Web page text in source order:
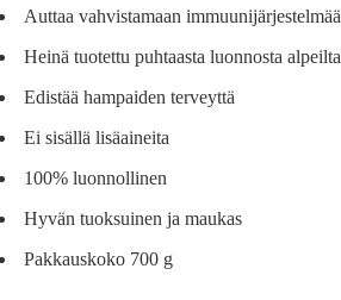
Auttaa vahvistamaan immuunijärjestelmää
Heinä tuotettu puhtaasta luonnosta alpeilta
Edistää hampaiden terveyttä
Ei sisällä lisäaineita
100% luonnollinen
Hyvän tuoksuinen ja maukas
Pakkauskoko 700 g